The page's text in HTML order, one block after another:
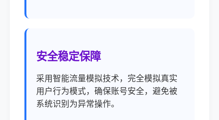
安全稳定保障
采用智能流量模拟技术，完全模拟真实
用户行为模式，确保账号安全，避免被
系统识别为异常操作。